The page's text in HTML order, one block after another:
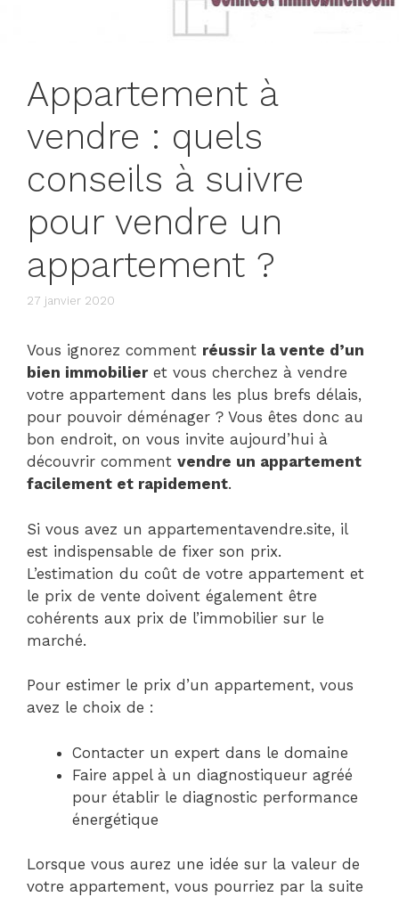
Appartement à
vendre : quels
conseils à suivre
pour vendre un
appartement ?
27 janvier 2020
Vous ignorez comment réussir la vente d’un
bien immobilieret vous cherchez à vendre
votre appartement dans les plus brefs délais,
pour pouvoir déménager ? Vous êtes donc au
bon endroit, on vous invite aujourd’hui à
découvrir comment vendre un appartement
facilement et rapidement.
Si vous avez un appartementavendre.site, il
est indispensable de fixer son prix.
L’estimation du coût de votre appartement et
le prix de vente doivent également être
cohérents aux prix de l’immobilier sur le
marché.
Pour estimer le prix d’un appartement, vous
avez le choix de :
Contacter un expert dans le domaine
Faire appel à un diagnostiqueur agréé
pour établir le diagnostic performance
énergétique
Lorsque vous aurez une idée sur la valeur de
votre appartement, vous pourriez par la suite